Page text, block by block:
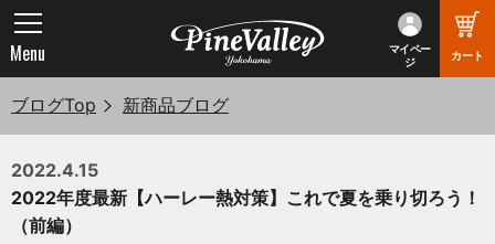
マイペー
ジ
カート
Menu
ブログTop 新商品ブログ
2022.4.15
2022年度最新【ハーレー熱対策】これで夏を乗り切ろう！
（前編）